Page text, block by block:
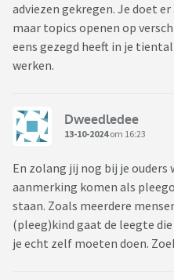
adviezen gekregen. Je doet
maar topics openen op
eens gezegd heeft in je
werken.
Dweedledee
13-10-2024om 16:23
En zolang jij nog bij je
aanmerking komen als
staan. Zoals meerdere
(pleeg)kind gaat de leegte
je echt zelf moeten doen.